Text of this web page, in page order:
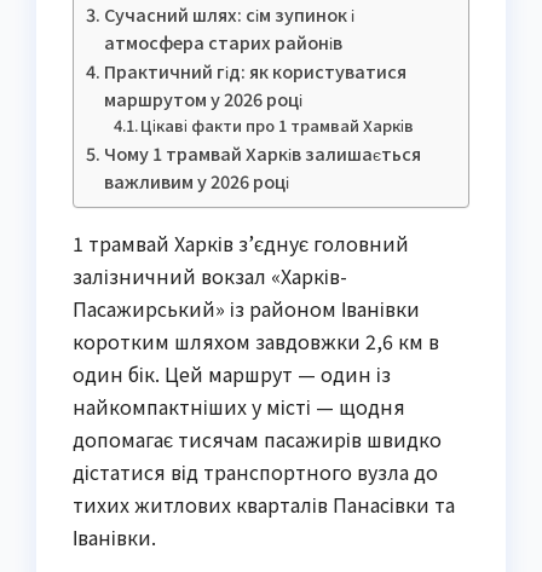
Сучасний шлях: сім зупинок і
атмосфера старих районів
Практичний гід: як користуватися
маршрутом у 2026 році
Цікаві факти про 1 трамвай Харків
Чому 1 трамвай Харків залишається
важливим у 2026 році
1 трамвай Харків з’єднує головний
залізничний вокзал «Харків-
Пасажирський» із районом Іванівки
коротким шляхом завдовжки 2,6 км в
один бік. Цей маршрут — один із
найкомпактніших у місті — щодня
допомагає тисячам пасажирів швидко
дістатися від транспортного вузла до
тихих житлових кварталів Панасівки та
Іванівки.